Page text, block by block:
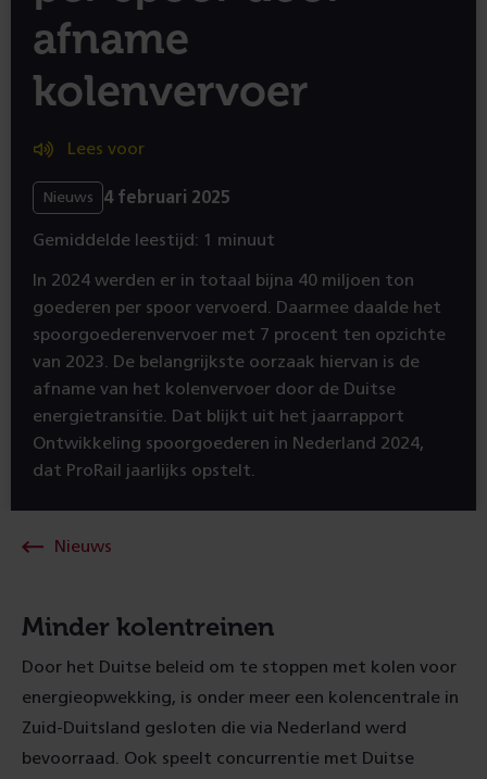
afname
kolenvervoer
Lees voor
Nieuws 4 februari 2025
Gemiddelde leestijd: 1 minuut
In 2024 werden er in totaal bijna 40 miljoen ton
goederen per spoor vervoerd. Daarmee daalde het
spoorgoederenvervoer met 7 procent ten opzichte
van 2023. De belangrijkste oorzaak hiervan is de
afname van het kolenvervoer door de Duitse
energietransitie. Dat blijkt uit het jaarrapport
Ontwikkeling spoorgoederen in Nederland 2024,
dat ProRail jaarlijks opstelt.
Nieuws
Minder kolentreinen
Door het Duitse beleid om te stoppen met kolen voor
energieopwekking, is onder meer een kolencentrale in
Zuid-Duitsland gesloten die via Nederland werd
bevoorraad. Ook speelt concurrentie met Duitse